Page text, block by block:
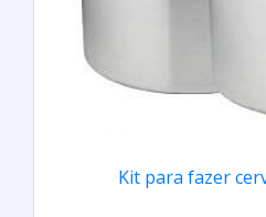
Kit para fazer